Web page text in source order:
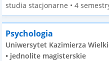
studia stacjonarne • 4
Psychologia
Uniwersytet Kazimierza
• jednolite magisterskie